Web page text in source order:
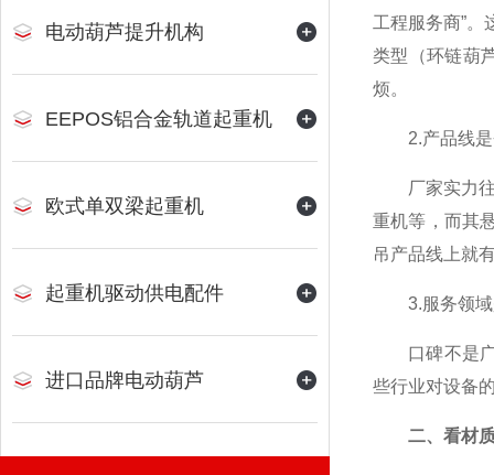
电动葫芦提升机构
EEPOS铝合金轨道起重机
欧式单双梁起重机
起重机驱动供电配件
进口品牌电动葫芦
工程服务商”。
类型（环链葫
烦。
2.产品线是
厂家实力往
重机等，而其
吊产品线上就
3.服务领域
口碑不是广
些行业对设备
二、看材